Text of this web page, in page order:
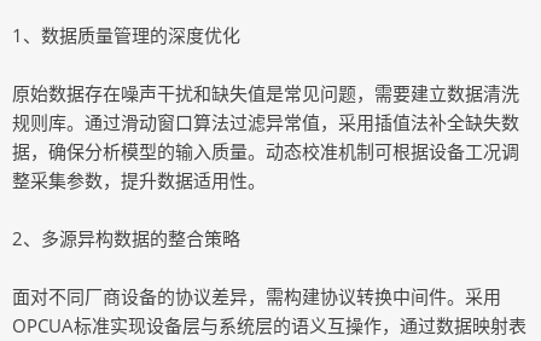
1、数据质量管理的深度优化
原始数据存在噪声干扰和缺失值是常见问题，需要建立数据清洗
规则库。通过滑动窗口算法过滤异常值，采用插值法补全缺失数
据，确保分析模型的输入质量。动态校准机制可根据设备工况调
整采集参数，提升数据适用性。
2、多源异构数据的整合策略
面对不同厂商设备的协议差异，需构建协议转换中间件。采用
OPCUA标准实现设备层与系统层的语义互操作，通过数据映射表